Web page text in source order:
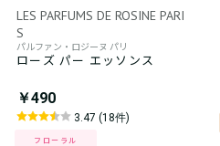
LES PARFUMS DE ROSINE PARI
S
パルファン・ロジーヌ パリ
ローズ パー エッソンス
￥490
3.47 (18件)
フローラル